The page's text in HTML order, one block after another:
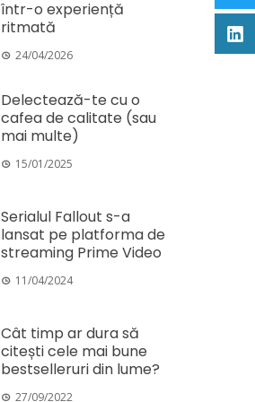
într-o experiență
ritmată
24/04/2026
Delectează-te cu o
cafea de calitate (sau
mai multe)
15/01/2025
Serialul Fallout s-a
lansat pe platforma de
streaming Prime Video
11/04/2024
Cât timp ar dura să
citești cele mai bune
bestselleruri din lume?
27/09/2022